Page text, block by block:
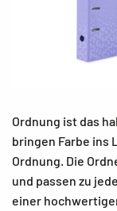
Ordnung ist das
bringen Farbe ins
Ordnung. Die
und passen zu
einer